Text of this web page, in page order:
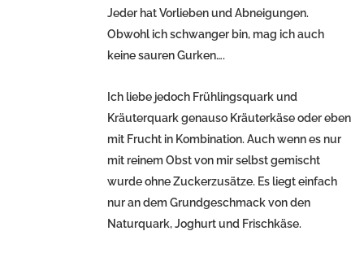
Jeder hat Vorlieben und Abneigungen.
Obwohl ich schwanger bin, mag ich auch
keine sauren Gurken….
Ich liebe jedoch Frühlingsquark und
Kräuterquark genauso Kräuterkäse oder eben
mit Frucht in Kombination. Auch wenn es nur
mit reinem Obst von mir selbst gemischt
wurde ohne Zuckerzusätze. Es liegt einfach
nur an dem Grundgeschmack von den
Naturquark, Joghurt und Frischkäse.